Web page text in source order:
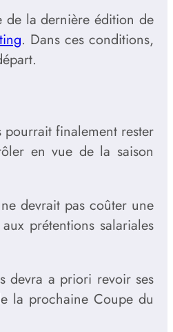
de la dernière édition de
. Dans ces conditions,
finalement rester
en vue de la saison
devrait pas coûter une
prétentions salariales
devra a priori revoir ses
la prochaine Coupe du